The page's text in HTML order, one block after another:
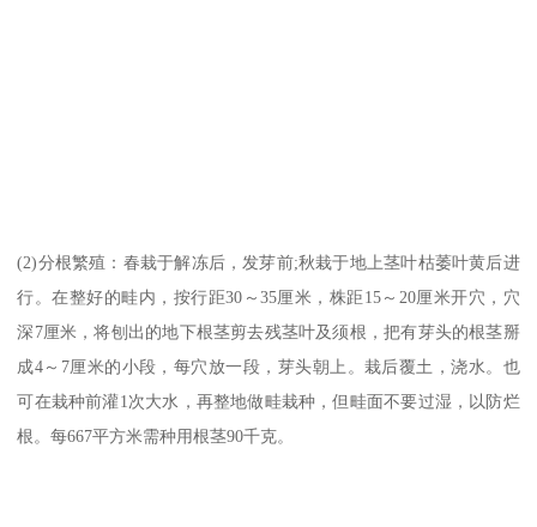
(2)分根繁殖：春栽于解冻后，发芽前;秋栽于地上茎叶枯萎叶黄后进
行。在整好的畦内，按行距30～35厘米，株距15～20厘米开穴，穴
深7厘米，将刨出的地下根茎剪去残茎叶及须根，把有芽头的根茎掰
成4～7厘米的小段，每穴放一段，芽头朝上。栽后覆土，浇水。也
可在栽种前灌1次大水，再整地做畦栽种，但畦面不要过湿，以防烂
根。每667平方米需种用根茎90千克。